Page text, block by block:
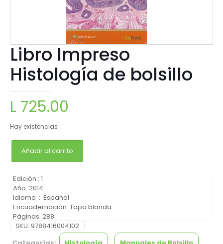
Libro Impreso
Histología de bolsillo
L 725.00
Hay existencias
Añadir al carrito
Edición : 1
Año: 2014
Idioma ‏ : ‎ Español
‎Páginas: 288
Autores: Lisa M.J. Lee PhD
SKU: 9788416004102